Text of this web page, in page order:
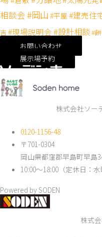
相談会#岡山 #平屋 #建売住
吉#現場説明会#設計相談#
お問い合わせ
展示場予約
株式会社ソ
0120-1156-48
〒701-0304
岡山県都窪郡早島町早島
10:00～18:00（定休日：水
Powered by SODEN
株式